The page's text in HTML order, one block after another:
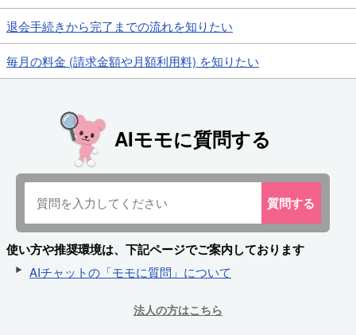
退会手続きから完了までの流れを知りたい
毎月の料金 (請求金額や月額利用料) を知りたい
AIモモに質問する
質問する
使い方や推奨環境は、下記ページでご案内しております
AIチャットの「モモに質問」について
法人の方はこちら